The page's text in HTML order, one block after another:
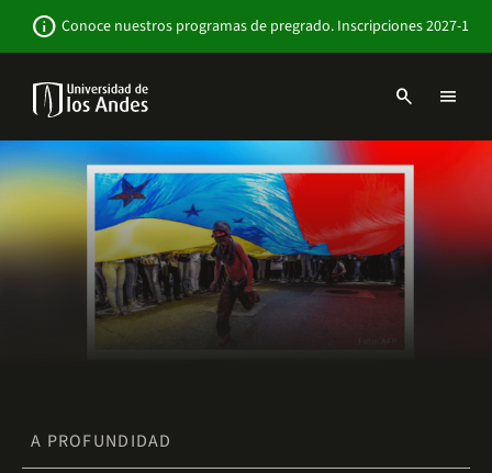
contenido
info Conoce nuestros programas de pregrado. Inscripciones 2027-1
Navbar
-
Sitio
Institucional
search menu
A PROFUNDIDAD